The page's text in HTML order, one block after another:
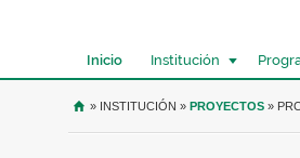
Inicio Institución
USTED SE ENCUENTRA
» INSTITUCIÓN » PROYECTOS »